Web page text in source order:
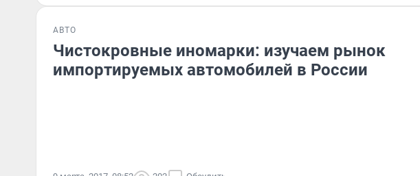
АВТО
Чистокровные иномарки: изучаем рынок
импортируемых автомобилей в России